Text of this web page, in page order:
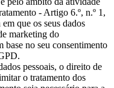
- Artigo 6.º, n.º 1,
que os seus dados
marketing do
base no seu consentimento
pessoais, o direito de
o tratamento dos